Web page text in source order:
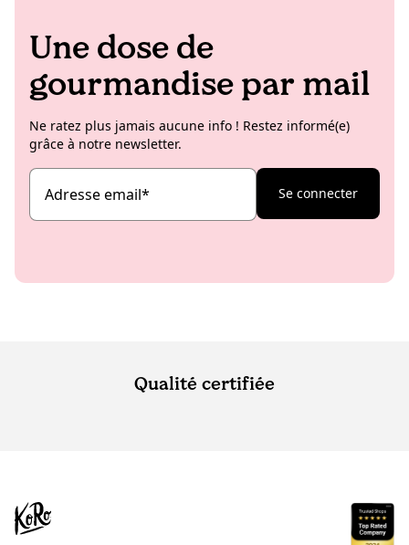
Une dose de
gourmandise par mail
Ne ratez plus jamais aucune info ! Restez informé(e)
grâce à notre newsletter.
Adresse email* Se connecter
Qualité certifiée